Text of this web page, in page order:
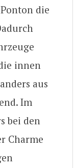
die
innen
aus
Im
bei den
Charme